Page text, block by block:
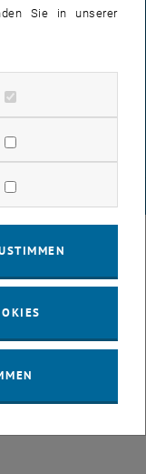
Sie in unserer
zulassen
zulassen
zulassen